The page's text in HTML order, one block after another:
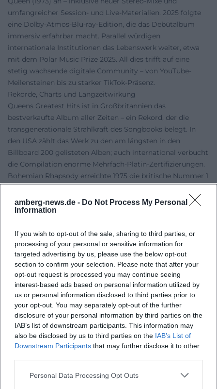
amberg-news.de - Do Not Process My Personal
Information
If you wish to opt-out of the sale, sharing to third parties, or
processing of your personal or sensitive information for
targeted advertising by us, please use the below opt-out
section to confirm your selection. Please note that after your
opt-out request is processed you may continue seeing
interest-based ads based on personal information utilized by
us or personal information disclosed to third parties prior to
your opt-out. You may separately opt-out of the further
disclosure of your personal information by third parties on the
IAB’s list of downstream participants. This information may
also be disclosed by us to third parties on the IAB’s List of
Downstream Participants that may further disclose it to other
Personal Data Processing Opt Outs
umfangreicher Session- und Live-Materialien. 2025 folgte
eine Dolby-Atmos-Blu-ray-Edition, die das Debütalbum
immersiv erfahrbar macht. Parallel würdigen
internationale Institutionen das Lebenswerk weiter, etwa
mit dem Polar Music Prize 2025. All dies trifft auf eine
stetig wachsende digitale Community – von YouTube-
Meilensteinen bis zu starker TikTok-Präsenz.
Rekorde, Charts und Langzeitwirkung
Queens Greatest Hits ist in Großbritannien das
bestverkaufte Album aller Zeiten – ein Rekord, der die
transgenerationale Strahlkraft des Songbooks belegt. In
den USA zählt das Werk zu den am längsten in den
Billboard 200 gelisteten Alben; auch international verbucht
die Compilation enorme Mehrfach-Platin-Zertifizierungen.
Bohemian Rhapsody erreichte 1975 die britische Nummer 1
für neun Wochen und kehrte 1991 an die Spitze zurück; in
den USA kletterte der Titel nach Wayne’s World 1992 auf
Platz 2. Another One Bites the Dust bleibt weltweit Queens
Funk, Disco und Rock verband.
Produktion, Sounddesign und Technik
Queens Studiosound ist eine Schule der Klangarchitektur:
mehrstimmige Chorwände, Gitarrenorchestrierung mit
Brian Mays selbstgebauter „Red Special“, orchestrale
Dynamik und präzises Arrangement-Handwerk. Produzent
Roy Thomas Baker etablierte mit der Band Maßstäbe im
Overdub-Stacking – nicht als bloße Effekthascherei,
sondern als dramaturgisches Mittel. Ab den 80ern
integrierte Queen Synthesizer und Drum-
Programmierung, ohne den organischen Kern aus Gesang,
Gitarre, Bass und Schlagzeug zu verlieren. Diese
Produktionshandschrift, kombiniert mit prägnanten